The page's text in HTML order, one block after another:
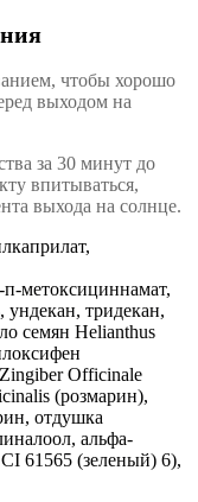
чтобы хорошо
выходом на
за 30 минут до
впитываться,
выхода на солнце.
метоксициннамат,
ундекан, тридекан,
семян Helianthus
Officinale
(розмарин),
отдушка
альфа-
61565 (зеленый) 6),